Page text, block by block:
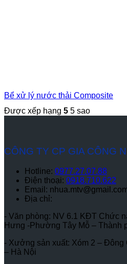
Bể xử lý nước thải Composite
Được xếp hạng 5 5 sao
CÔNG TY CP GIA CÔNG
Hotline: 0977.27.07.88
Điện thoại: 0918.710.622
Email:
Địa chỉ:
- Văn phòng: NV 6.1 KĐT Chức
Hưng -Phường Tây Mỗ – Thành
- Xưởng sản xuất: Xóm 2 – Đông
– Hà Nội